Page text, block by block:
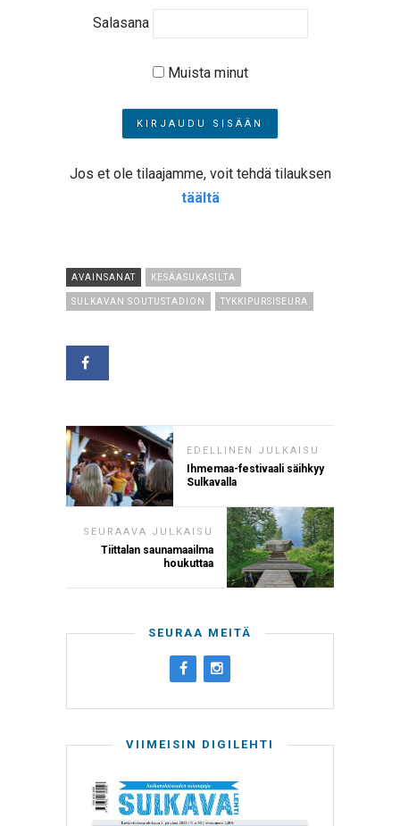
Salasana
Muista minut
Jos et ole tilaajamme, voit tehdä tilauksen
täältä
AVAINSANAT KESÄASUKASILTA
SULKAVAN SOUTUSTADION TYKKIPURSISEURA
EDELLINEN JULKAISU
Ihmemaa-festivaali säihkyy
Sulkavalla
SEURAAVA JULKAISU
Tiittalan saunamaailma
houkuttaa
SEURAA MEITÄ
VIIMEISIN DIGILEHTI